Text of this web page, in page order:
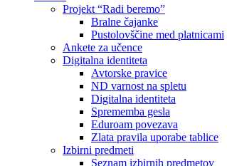
Projekt “Radi beremo”
Bralne čajanke
Pustolovščine med platnicami
Ankete za učence
Digitalna identiteta
Avtorske pravice
ND varnost na spletu
Digitalna identiteta
Sprememba gesla
Eduroam povezava
Zlata pravila uporabe tablice
Izbirni predmeti
Seznam izbirnih predmetov